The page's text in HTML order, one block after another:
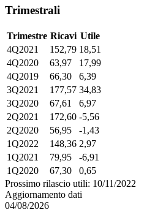
Trimestrali
Trimestre Ricavi Utile
4Q2021
152,79 18,51
4Q2020
63,97
17,99
4Q2019
66,30
6,39
3Q2021
177,57 34,83
3Q2020
67,61
6,97
2Q2021
172,60 -5,56
2Q2020
56,95
-1,43
1Q2022
148,36 2,97
1Q2021
79,95
-6,91
1Q2020
67,30
0,65
Prossimo rilascio utili: 10/11/2022
Aggiornamento dati
04/08/2026